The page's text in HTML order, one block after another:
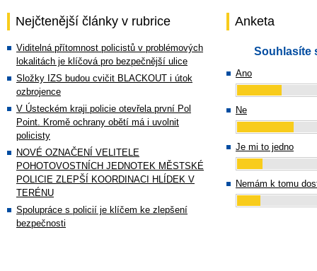
Nejčtenější články v rubrice
Viditelná přítomnost policistů v problémových
lokalitách je klíčová pro bezpečnější ulice
Složky IZS budou cvičit BLACKOUT i útok
ozbrojence
V Ústeckém kraji policie otevřela první Pol
Point. Kromě ochrany obětí má i uvolnit
policisty
NOVÉ OZNAČENÍ VELITELE
POHOTOVOSTNÍCH JEDNOTEK MĚSTSKÉ
POLICIE ZLEPŠÍ KOORDINACI HLÍDEK V
TERÉNU
Spolupráce s policií je klíčem ke zlepšení
bezpečnosti
Anketa
Souhlasíte
Ano
Ne
Je mi to jedno
Nemám k tomu